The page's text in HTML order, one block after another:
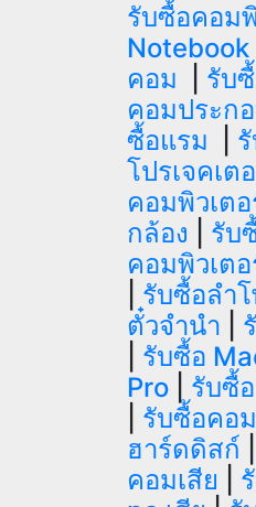
รับซื้อคอม
Notebook
คอม
รับ
คอมประก
ซื้อแรม
โปรเจคเต
คอมพิวเตอ
กล้อง
รับ
คอมพิวเตอ
รับซื้อลำโ
ตั๋วจำนำ
รับซื้อ
Pro
รับซื้
รับซื้อคอ
ฮาร์ดดิสก์
คอมเสีย